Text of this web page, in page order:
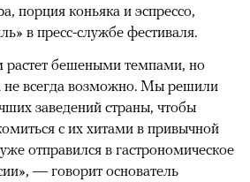
порция коньяка и эспрессо,
в пресс-службе фестиваля.
растет бешеными темпами, но
не всегда возможно. Мы решили
заведений страны, чтобы
с их хитами в привычной
отправился в гастрономическое
— говорит основатель